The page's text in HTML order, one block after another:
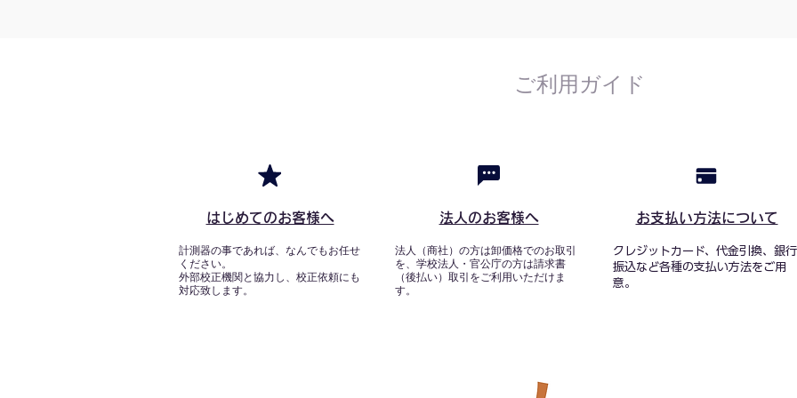
ご利用ガイド
はじめてのお客様へ
計測器の事であれば、なんでもお任せ
ください。
外部校正機関と協力し、校正依頼にも
対応致します。
法人のお客様へ
法人（商社）の方は卸価格でのお取引
を、学校法人・官公庁の方は請求書
（後払い）取引をご利用いただけま
す。
お支払い方法について
クレジットカード、代金引換、銀行
振込など各種の支払い方法をご用
意。